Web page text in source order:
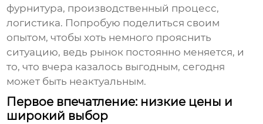
фурнитура, производственный процесс,
логистика. Попробую поделиться своим
опытом, чтобы хоть немного прояснить
ситуацию, ведь рынок постоянно меняется, и
то, что вчера казалось выгодным, сегодня
может быть неактуальным.
Первое впечатление: низкие цены и
широкий выбор